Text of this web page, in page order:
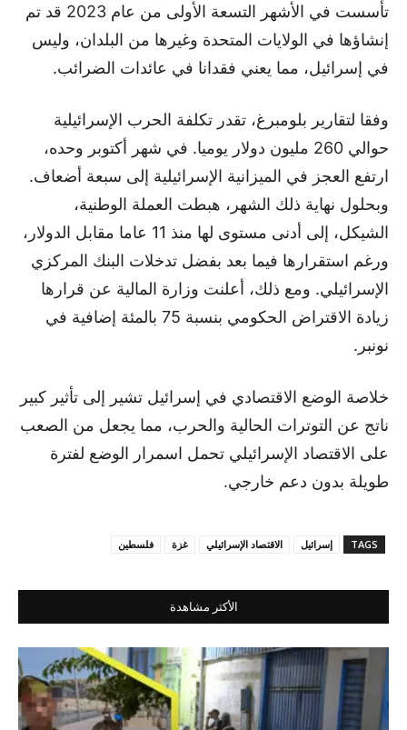
تأسست في الأشهر التسعة الأولى من عام 2023 قد تم
إنشاؤها في الولايات المتحدة وغيرها من البلدان، وليس
في إسرائيل، مما يعني فقدانا في عائدات الضرائب.
وفقا لتقارير بلومبرغ، تقدر تكلفة الحرب الإسرائيلية
حوالي 260 مليون دولار يوميا. في شهر أكتوبر وحده،
ارتفع العجز في الميزانية الإسرائيلية إلى سبعة أضعاف.
وبحلول نهاية ذلك الشهر، هبطت العملة الوطنية،
الشيكل، إلى أدنى مستوى لها منذ 11 عاما مقابل الدولار،
ورغم استقرارها فيما بعد بفضل تدخلات البنك المركزي
الإسرائيلي. ومع ذلك، أعلنت وزارة المالية عن قرارها
زيادة الاقتراض الحكومي بنسبة 75 بالمئة إضافية في
نونبر.
خلاصة الوضع الاقتصادي في إسرائيل تشير إلى تأثير كبير
ناتج عن التوترات الحالية والحرب، مما يجعل من الصعب
على الاقتصاد الإسرائيلي تحمل اسمرار الوضع لفترة
طويلة بدون دعم خارجي.
TAGS إسرائيل الاقتصاد الإسرائيلي غزة فلسطين
الأكثر مشاهدة